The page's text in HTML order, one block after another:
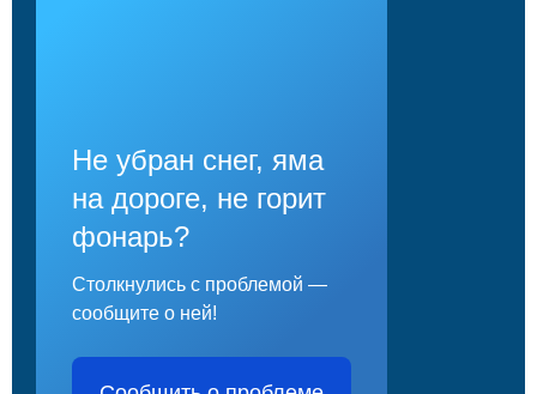
Не убран снег, яма
на дороге, не горит
фонарь?
Столкнулись с проблемой —
сообщите о ней!